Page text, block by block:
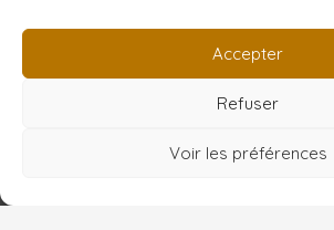
Accepter
Refuser
Voir les préférences
Création YPCOM